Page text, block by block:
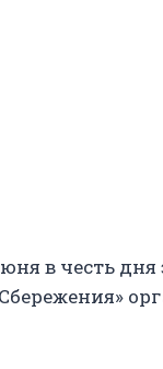
в честь